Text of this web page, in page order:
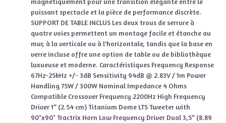
puissant spectacle et la pièce de performance discrète.
SUPPORT DE TABLE INCLUS Les deux trous de serrure à
quatre voies permettent un montage facile et étanche au
mur, à la verticale ou à l'horizontale, tandis que la base en
verre incluse offre une option de table ou de bibliothèque
luxueuse et moderne. Caractéristiques Frequency Response
67Hz-25kHz +/- 3dB Sensitivity 94dB @ 2.83V / 1m Power
Handling 75W / 300W Nominal Impedance 4 Ohms
Compatible Crossover Frequency 2200Hz High Frequency
Driver 1” (2.54 cm) Titanium Dome LTS Tweeter with
90°x90° Tractrix Horn Low Frequency Driver Dual 3,5” (8.89